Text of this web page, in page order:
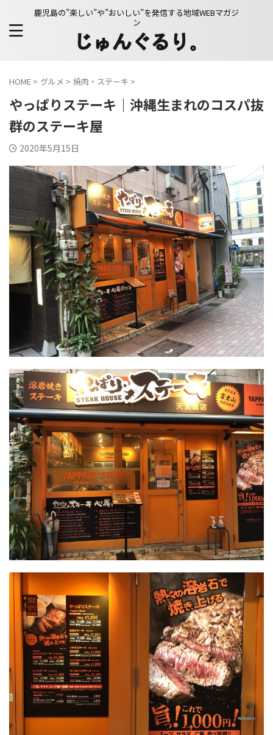
鹿児島の”楽しい”や”おいしい”を発信する地域WEBマガジ
ン
HOME > グルメ > 焼肉・ステーキ >
やっぱりステーキ｜沖縄生まれのコスパ抜
群のステーキ屋
2020年5月15日